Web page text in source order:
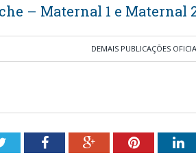
– Maternal 1 e Maternal
DEMAIS PUBLICAÇÕES
TwitterFacebookGoogle+Pinterest